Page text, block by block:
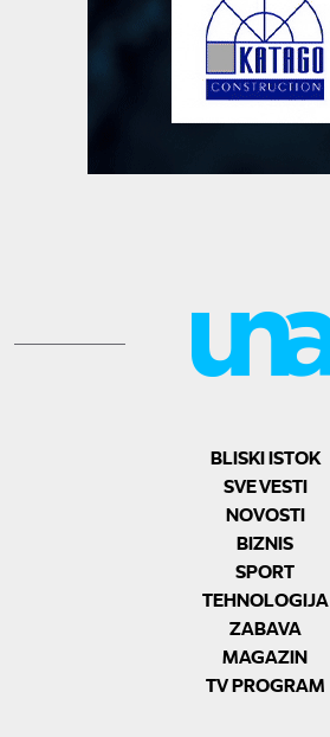
BLISKI ISTOK
SVE VESTI
NOVOSTI
BIZNIS
SPORT
TEHNOLOGIJA
ZABAVA
MAGAZIN
TV PROGRAM